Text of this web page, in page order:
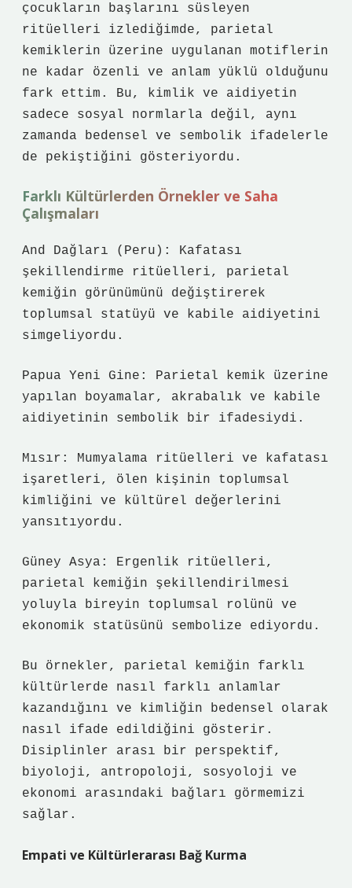
çocukların başlarını süsleyen
ritüelleri izlediğimde, parietal
kemiklerin üzerine uygulanan motiflerin
ne kadar özenli ve anlam yüklü olduğunu
fark ettim. Bu, kimlik ve aidiyetin
sadece sosyal normlarla değil, aynı
zamanda bedensel ve sembolik ifadelerle
de pekiştiğini gösteriyordu.
Farklı Kültürlerden Örnekler ve Saha
Çalışmaları
And Dağları (Peru): Kafatası
şekillendirme ritüelleri, parietal
kemiğin görünümünü değiştirerek
toplumsal statüyü ve kabile aidiyetini
simgeliyordu.
Papua Yeni Gine: Parietal kemik üzerine
yapılan boyamalar, akrabalık ve kabile
aidiyetinin sembolik bir ifadesiydi.
Mısır: Mumyalama ritüelleri ve kafatası
işaretleri, ölen kişinin toplumsal
kimliğini ve kültürel değerlerini
yansıtıyordu.
Güney Asya: Ergenlik ritüelleri,
parietal kemiğin şekillendirilmesi
yoluyla bireyin toplumsal rolünü ve
ekonomik statüsünü sembolize ediyordu.
Bu örnekler, parietal kemiğin farklı
kültürlerde nasıl farklı anlamlar
kazandığını ve kimliğin bedensel olarak
nasıl ifade edildiğini gösterir.
Disiplinler arası bir perspektif,
biyoloji, antropoloji, sosyoloji ve
ekonomi arasındaki bağları görmemizi
sağlar.
Empati ve Kültürlerarası Bağ Kurma